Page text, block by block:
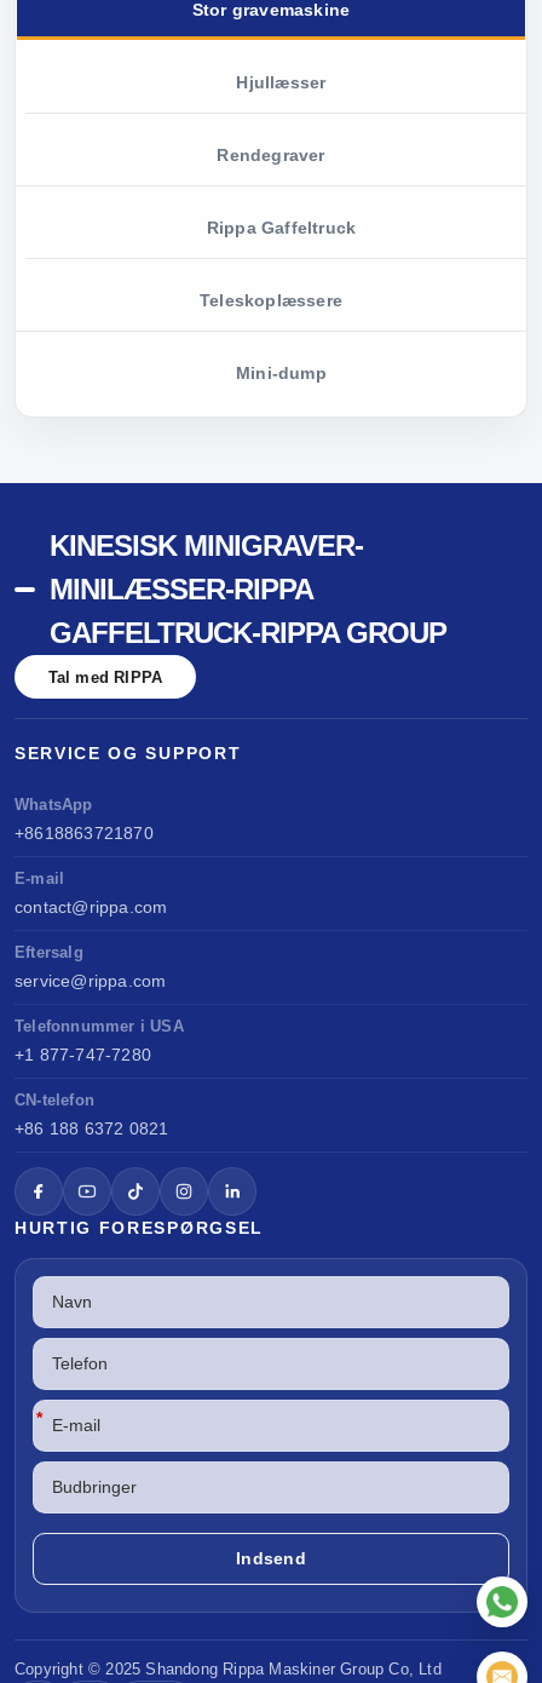
Stor gravemaskine
Hjullæsser
Rendegraver
Rippa Gaffeltruck
Teleskoplæssere
Mini-dump
KINESISK MINIGRAVER-
MINILÆSSER-RIPPA
GAFFELTRUCK-RIPPA GROUP
Tal med RIPPA
SERVICE OG SUPPORT
WhatsApp
+8618863721870
E-mail
contact@rippa.com
Eftersalg
service@rippa.com
Telefonnummer i USA
+1 877-747-7280
CN-telefon
+86 188 6372 0821
HURTIG FORESPØRGSEL
*
Copyright © 2025 Shandong Rippa Maskiner Group Co, Ltd